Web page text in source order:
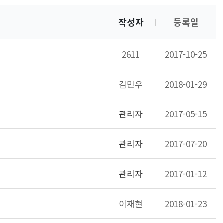
작성자 등록일
2611 2017-10-25
김민우 2018-01-29
관리자 2017-05-15
관리자 2017-07-20
관리자 2017-01-12
이재현 2018-01-23